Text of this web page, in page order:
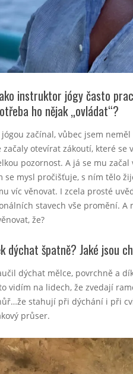
instruktor jógy často
ho nějak „ovládat“?
jógou začínal, vůbec jsem
začaly otevírat zákoutí, které
pozornost. A já se mu
se mysl pročišťuje, s ním tělo
víc věnovat. I zcela prosté
stavech vše promění.
že?
dýchat špatně? Jaké jsou
dýchat mělce, povrchně a
vidím na lidech, že zvedají
stahují při dýchání i při
průser.